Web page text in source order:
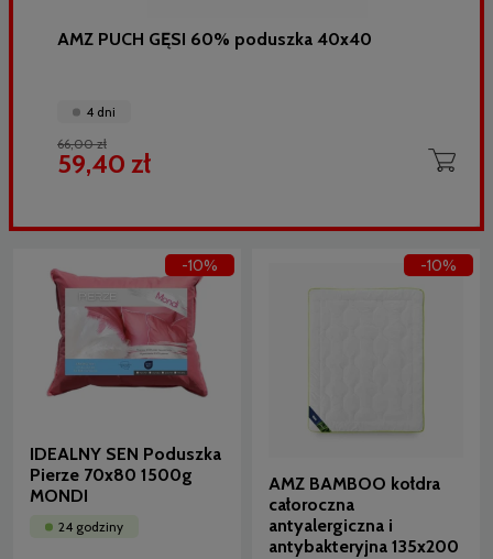
AMZ PUCH GĘSI 60% poduszka 40x40
4 dni
66,00 zł
59,40 zł
IDEALNY SEN Poduszka
Pierze 70x80 1500g
MONDI
24 godziny
-10%
AMZ BAMBOO kołdra
całoroczna
antyalergiczna i
antybakteryjna 135x200
-10%